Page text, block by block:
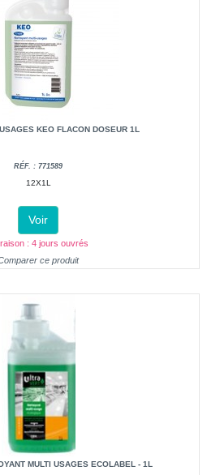
KEO FLACON DOSEUR 1L
RÉF. : 771589
12X1L
Voir
: 4 jours ouvrés
ce produit
MULTI USAGES ECOLABEL - 1L